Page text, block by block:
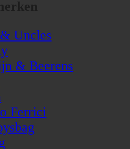
Uncles
& Beerens
Ferrici